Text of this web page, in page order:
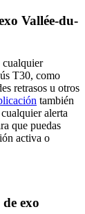
Vallée-du-
cualquier
T30, como
retrasos u otros
también
alerta
que puedas
activa o
exo